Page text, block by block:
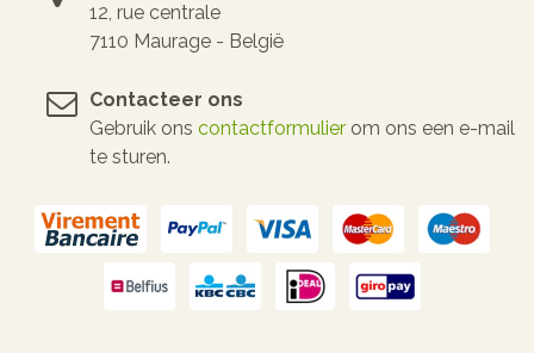
12, rue centrale
7110 Maurage - België
Contacteer ons
Gebruik ons contactformulier om ons een e-mail
te sturen.